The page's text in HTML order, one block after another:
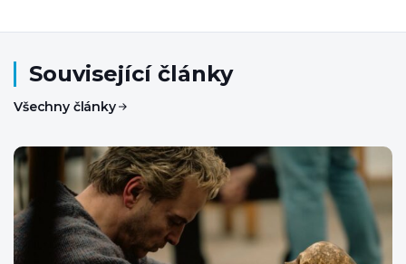
Související články
Všechny články